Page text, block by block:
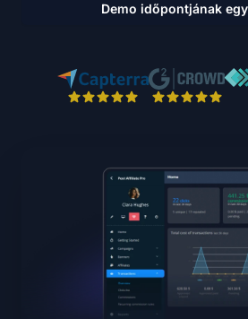
Demo időpontjának